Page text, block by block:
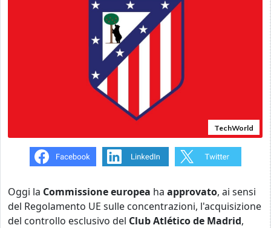
TechWorld
Oggi la Commissione europea ha approvato, ai sensi
del Regolamento UE sulle concentrazioni, l'acquisizione
del controllo esclusivo del Club Atlético de Madrid,